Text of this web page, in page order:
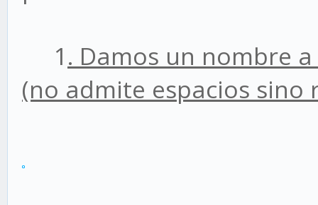
1. Damos un nombre
(no admite espacios sino